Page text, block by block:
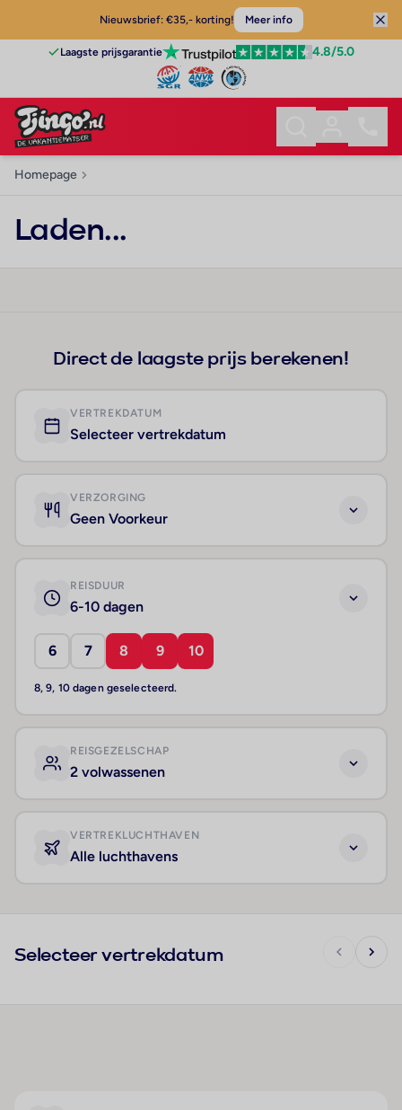
Nieuwsbrief: €35,- korting! Meer info
Laagste prijsgarantie 4.8/5.0
Homepage
Laden...
Direct de laagste prijs berekenen!
VERTREKDATUM
Selecteer vertrekdatum
VERZORGING
Geen Voorkeur
REISDUUR
6-10 dagen
6 7 8 9 10
8, 9, 10 dagen geselecteerd.
REISGEZELSCHAP
2 volwassenen
VERTREKLUCHTHAVEN
Alle luchthavens
Selecteer vertrekdatum